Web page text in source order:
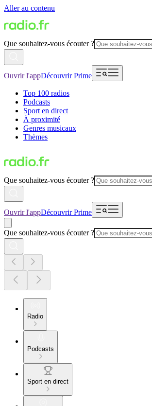
Aller au contenu
Que souhaitez-vous écouter ?
Ouvrir l'appDécouvrir Prime
Top 100 radios
Podcasts
Sport en direct
À proximité
Genres musicaux
Thèmes
Que souhaitez-vous écouter ?
Ouvrir l'appDécouvrir Prime
Que souhaitez-vous écouter ?
Radio
Podcasts
Sport en direct